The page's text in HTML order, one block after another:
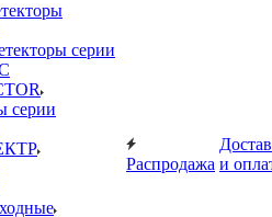
серии
серии
Распродажа и